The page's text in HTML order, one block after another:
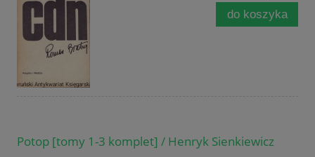
do koszyka
Potop [tomy 1-3 komplet] / Henryk Sienkiewicz